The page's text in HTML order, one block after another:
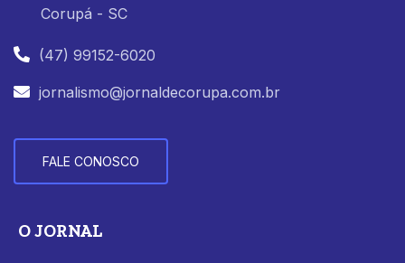
Corupá - SC
(47) 99152-6020
jornalismo@jornaldecorupa.com.br
FALE CONOSCO
O JORNAL